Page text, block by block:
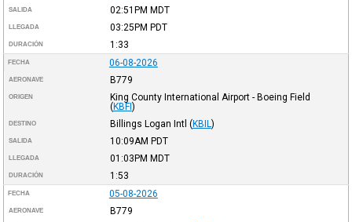
SALIDA 02:51PM MDT
LLEGADA 03:25PM PDT
DURACIÓN 1:33
FECHA 06-08-2026
AERONAVE B779
ORIGEN
King County International Airport - Boeing Field
(KBFI )
DESTINO Billings Logan Intl (KBIL)
SALIDA 10:09AM PDT
LLEGADA 01:03PM MDT
DURACIÓN 1:53
FECHA 05-08-2026
AERONAVE B779